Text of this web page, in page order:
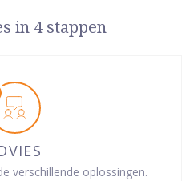
in 4 stappen
verschillende oplossingen.